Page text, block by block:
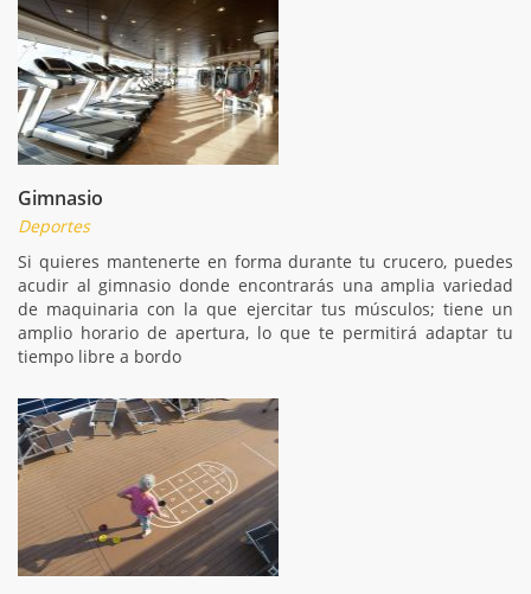
Gimnasio
Deportes
Si quieres mantenerte en forma durante tu crucero, puedes
acudir al gimnasio donde encontrarás una amplia variedad
de maquinaria con la que ejercitar tus músculos; tiene un
amplio horario de apertura, lo que te permitirá adaptar tu
tiempo libre a bordo